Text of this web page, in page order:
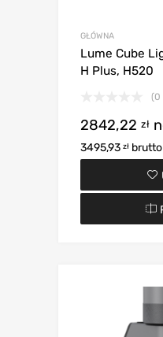
GŁÓWNA
Lume Cube
H Plus, H520
(0
2842,22 zł
3495,93 zł brutto